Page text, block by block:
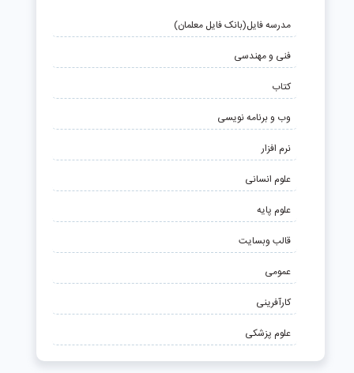
مدرسه فایل(بانک فایل معلمان)
فنی و مهندسی
کتاب
وب و برنامه نویسی
نرم افزار
علوم انسانی
علوم پایه
قالب وبسایت
عمومی
کارآفرینی
علوم پزشکی